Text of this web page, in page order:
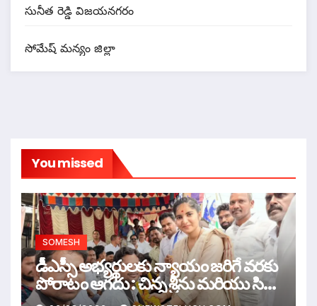
సునీత రెడ్డి విజయనగరం
సోమేష్ మన్యం జిల్లా
You missed
SOMESH
డీఎస్సీ అభ్యర్థులకు న్యాయం జరిగే వరకు
పోరాటం ఆగదు : చిన్న శ్రీను మరియు సిరి